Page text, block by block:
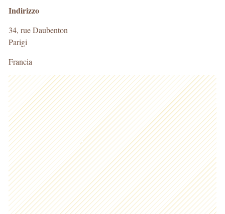
Indirizzo
34, rue Daubenton
Parigi
Francia